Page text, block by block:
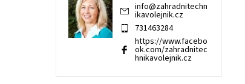
info@zahradnitechn
ikavolejnik.cz
731463284
https://www.facebo
ok.com/zahradnitec
hnikavolejnik.cz